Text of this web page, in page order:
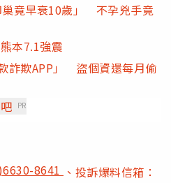
竟早衰10歲」 不孕兇手竟
本7.1強震
詐欺APP」 盜個資還每月偷
PR
8641 、投訴爆料信箱：